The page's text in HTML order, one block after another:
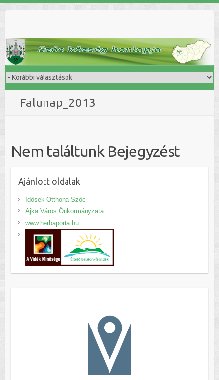
Falunap_2013
Nem találtunk Bejegyzést
Ajánlott oldalak
Idősek Otthona Szőc
Ajka Város Önkormányzata
www.herbaporta.hu